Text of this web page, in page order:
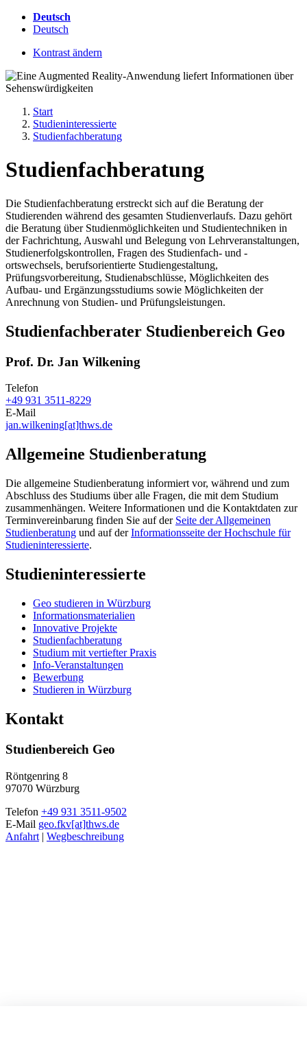
Deutsch
Deutsch
Kontrast ändern
Start
Studieninteressierte
Studienfachberatung
Studienfachberatung
Die Studienfachberatung erstreckt sich auf die Beratung der
Studierenden während des gesamten Studienverlaufs. Dazu gehört
die Beratung über Studienmöglichkeiten und Studientechniken in
der Fachrichtung, Auswahl und Belegung von Lehrveranstaltungen,
Studienerfolgskontrollen, Fragen des Studienfach- und -
ortswechsels, berufsorientierte Studiengestaltung,
Prüfungsvorbereitung, Studienabschlüsse, Möglichkeiten des
Aufbau- und Ergänzungsstudiums sowie Möglichkeiten der
Anrechnung von Studien- und Prüfungsleistungen.
Studienfachberater Studienbereich Geo
Prof. Dr. Jan Wilkening
Telefon
+49 931 3511-8229
E-Mail
jan.wilkening[at]thws.de
Allgemeine Studienberatung
Die allgemeine Studienberatung informiert vor, während und zum
Abschluss des Studiums über alle Fragen, die mit dem Studium
zusammenhängen. Weitere Informationen und die Kontaktdaten zur
Terminvereinbarung finden Sie auf der Seite der Allgemeinen
Studienberatung und auf derInformationsseite der Hochschule für
Studieninteressierte.
Studieninteressierte
Geo studieren in Würzburg
Informationsmaterialien
Innovative Projekte
Studienfachberatung
Studium mit vertiefter Praxis
Info-Veranstaltungen
Bewerbung
Studieren in Würzburg
Kontakt
Studienbereich Geo
Röntgenring 8
97070 Würzburg
Telefon +49 931 3511-9502
E-Mail geo.fkv[at]thws.de
Anfahrt | Wegbeschreibung